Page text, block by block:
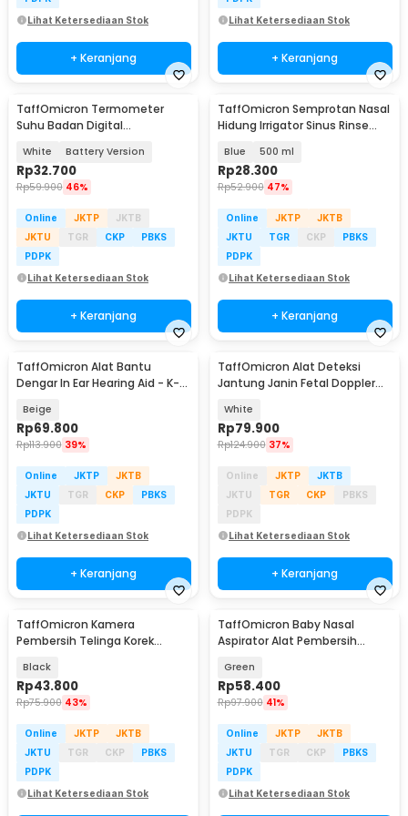
Lihat Ketersediaan Stok
+ Keranjang
Lihat Ketersediaan Stok
+ Keranjang
TaffOmicron Termometer
Suhu Badan Digital
- AD811
White Battery Version
Rp32.700
Rp59.900 46%
Online JKTP
JKTB
JKTU
TGR CKP
PBKS
PDPK
Lihat Ketersediaan Stok
+ Keranjang
TaffOmicron Semprotan Nasal
Hidung Irrigator Sinus Rinse
Blue 500 ml
Rp28.300
Rp52.900 47%
Online JKTP
JKTB
JKTU
TGR CKP
PBKS
PDPK
Lihat Ketersediaan Stok
+ Keranjang
TaffOmicron Alat Bantu
Dengar In Ear Hearing Aid - K-
Beige
Rp69.800
Rp113.900 39%
Online JKTP
JKTB
JKTU
TGR CKP
PBKS
PDPK
Lihat Ketersediaan Stok
+ Keranjang
TaffOmicron Alat Deteksi
Jantung Janin Fetal Doppler
White
Rp79.900
Rp124.900 37%
Online JKTP
JKTB
JKTU
TGR CKP
PBKS
PDPK
Lihat Ketersediaan Stok
+ Keranjang
TaffOmicron Kamera
Pembersih Telinga Korek
EU-0
Black
Rp43.800
Rp75.900 43%
Online JKTP
JKTB
JKTU
TGR CKP
PBKS
PDPK
Lihat Ketersediaan Stok
TaffOmicron Baby Nasal
Aspirator Alat Pembersih
Green
Rp58.400
Rp97.900 41%
Online JKTP
JKTB
JKTU
TGR CKP
PBKS
PDPK
Lihat Ketersediaan Stok